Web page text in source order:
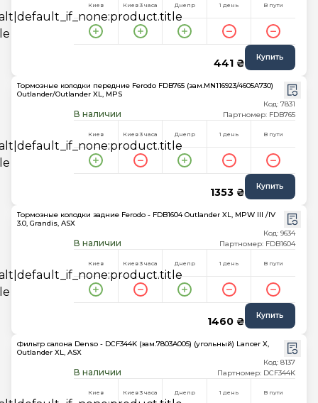
Киев Киев 3 часа Днепр 1 день В пути
441 ₴ Купить
Тормозные колодки передние Ferodo FDB765 (зам.MN116923/4605A730)
Outlander/Outlander XL, MPS
В наличии
Код: 7831
Партномер: FDB765
Киев Киев 3 часа Днепр 1 день В пути
1353 ₴ Купить
Тормозные колодки задние Ferodo - FDB1604 Outlander XL, MPW III /IV
3.0, Grandis, ASX
В наличии
Код: 9634
Партномер: FDB1604
Киев Киев 3 часа Днепр 1 день В пути
1460 ₴ Купить
Фильтр салона Denso - DCF344K (зам.7803A005) (угольный) Lancer X,
Outlander XL, ASX
В наличии
Код: 8137
Партномер: DCF344K
Киев Киев 3 часа Днепр 1 день В пути